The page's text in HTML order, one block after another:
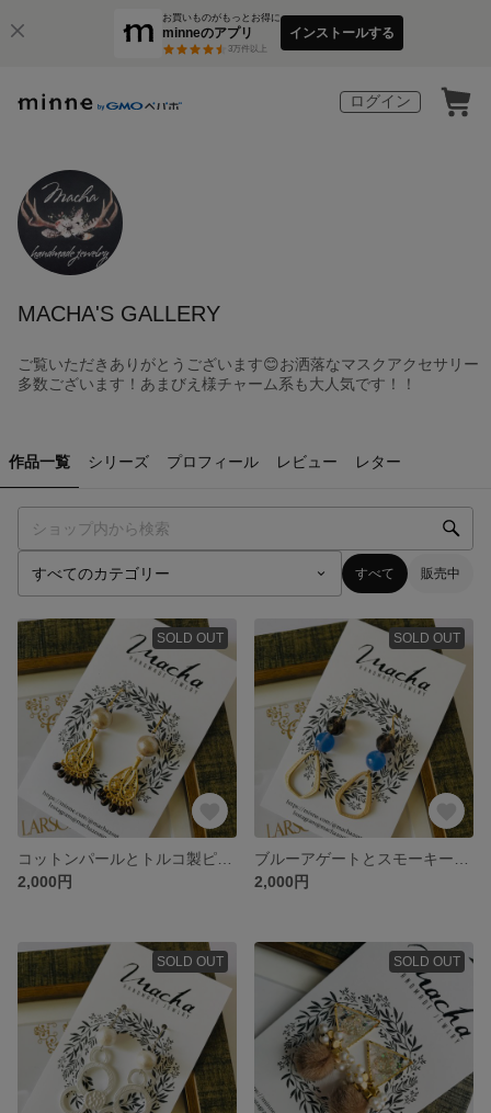
お買いものがもっとお得に
minneのアプリ
3万件以上
インストールする
ログイン
MACHA'S GALLERY
ご覧いただきありがとうございます😊お洒落なマスクアクセサリー
多数ございます！あまびえ様チャーム系も大人気です！！
作品一覧 シリーズ プロフィール レビュー レター
すべて 販売中
SOLD OUT
2,000円
SOLD OUT
2,000円
SOLD OUT SOLD OUT